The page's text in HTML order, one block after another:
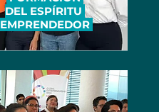
DEL ESPÍRITU
EMPRENDEDOR